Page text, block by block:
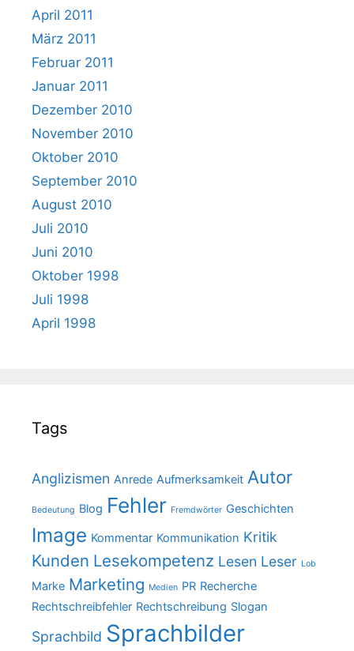
April 2011
März 2011
Februar 2011
Januar 2011
Dezember 2010
November 2010
Oktober 2010
September 2010
August 2010
Juli 2010
Juni 2010
Oktober 1998
Juli 1998
April 1998
Tags
Anglizismen Anrede Aufmerksamkeit Autor
Bedeutung Blog Fehler Fremdwörter Geschichten
Image Kommentar Kommunikation Kritik
Kunden Lesekompetenz Lesen Leser Lob
Marke Marketing Medien PR Recherche
Rechtschreibfehler Rechtschreibung Slogan
Sprachbild Sprachbilder